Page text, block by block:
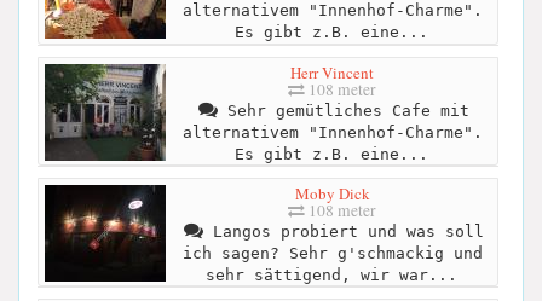
alternativem "Innenhof-Charme".
Es gibt z.B. eine...
Herr Vincent
108 meter
Sehr gemütliches Cafe mit
alternativem "Innenhof-Charme".
Es gibt z.B. eine...
Moby Dick
108 meter
Langos probiert und was soll
ich sagen? Sehr g'schmackig und
sehr sättigend, wir war...